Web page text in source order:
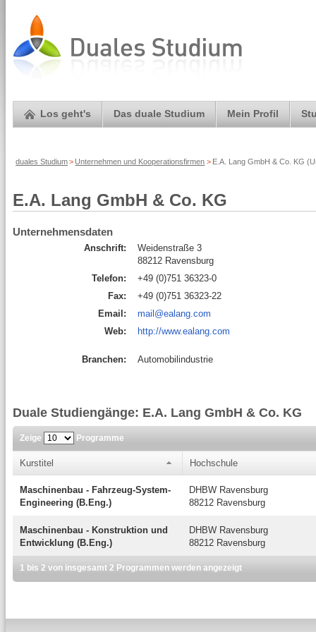
Los geht's Das duale Studium Mein Profil
duales Studium> Unternehmen und Kooperationsfirmen > E.A. Lang GmbH & Co. KG
E.A. Lang GmbH & Co. KG
Unternehmensdaten
Anschrift:
Weidenstraße 3
88212 Ravensburg
Telefon:
+49 (0)751 36323-0
Fax:
+49 (0)751 36323-22
Email:
mail@ealang.com
Web:
http://www.ealang.com
Branchen: Automobilindustrie
Duale Studiengänge: E.A. Lang GmbH & Co. KG
Zeige Programme
Kurstitel Hochschule
Maschinenbau - Fahrzeug-System-
Engineering (B.Eng.)
DHBW Ravensburg
88212 Ravensburg
Maschinenbau - Konstruktion und
Entwicklung (B.Eng.)
DHBW Ravensburg
88212 Ravensburg
1 bis 2 von insgesamt 2 Programmen werden angezeigt